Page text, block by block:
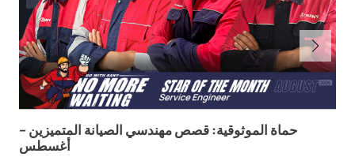
حماة الموثوقية: قصص مهندسي الصيانة المتميزين –
أغسطس